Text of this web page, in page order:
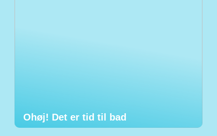
Ohøj! Det er tid til bad